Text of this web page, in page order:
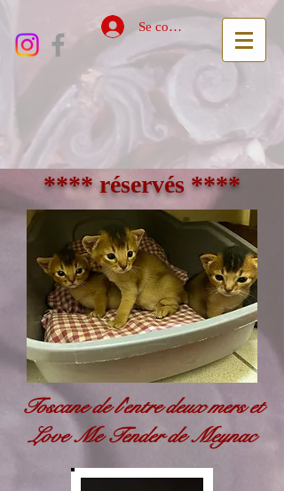
Se connecter
**** réservés ****
Toscane de l'entre deux mers et
Love Me Tender de Meynac